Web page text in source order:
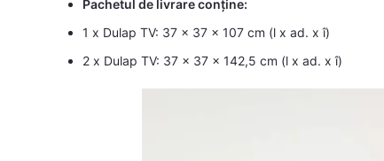
Pachetul de livrare conține:
1 x Dulap TV: 37 x 37 x 107 cm (l x ad. x î)
2 x Dulap TV: 37 x 37 x 142,5 cm (l x ad. x î)